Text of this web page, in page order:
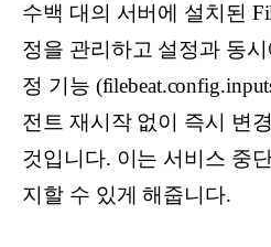
수백 대의 서버에 설치된
정을 관리하고 설정과 동시
정 기능
전트 재시작 없이 즉시 변
것입니다. 이는 서비스 중
지할 수 있게 해줍니다.